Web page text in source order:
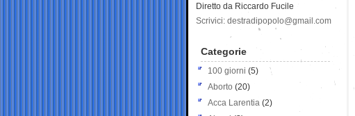
Diretto da Riccardo Fucile
Scrivici: destradipopolo@gmail.com
Categorie
100 giorni (5)
Aborto (20)
Acca Larentia (2)